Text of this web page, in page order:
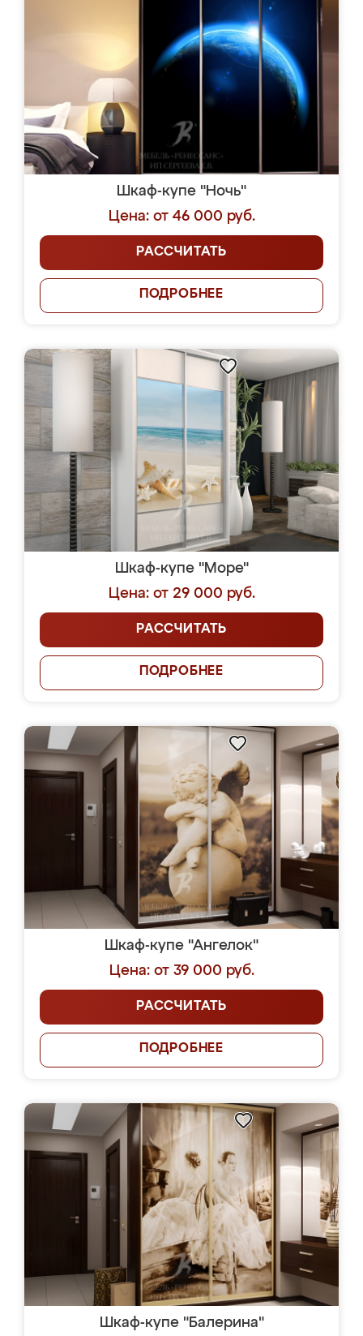
Шкаф-купе "Ночь"
Цена: от 46 000 руб.
РАССЧИТАТЬ
ПОДРОБНЕЕ
Шкаф-купе "Море"
Цена: от 29 000 руб.
РАССЧИТАТЬ
ПОДРОБНЕЕ
Шкаф-купе "Ангелок"
Цена: от 39 000 руб.
РАССЧИТАТЬ
ПОДРОБНЕЕ
Шкаф-купе "Балерина"